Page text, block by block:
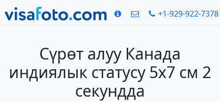
+1-929-922-7378
Сүрөт алуу Канада
индиялык статусу 5x7 см 2
секундда